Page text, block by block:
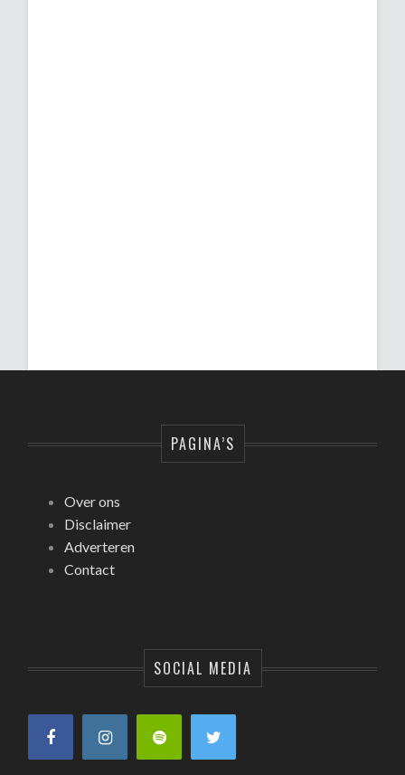
PAGINA’S
Over ons
Disclaimer
Adverteren
Contact
SOCIAL MEDIA